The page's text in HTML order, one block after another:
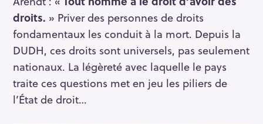
droits. » Priver des personnes de droits
fondamentaux les conduit à la mort. Depuis la
DUDH, ces droits sont universels, pas seulement
nationaux. La légèreté avec laquelle le pays
traite ces questions met en jeu les piliers de
l’État de droit…